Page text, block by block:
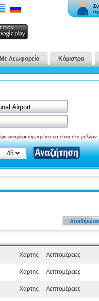
Λεωφορείο Κόμιστρα
αναχώρησης πρέπει να είναι στο μέλλον.
Χάρτης Λεπτομέρειες
Χάρτης Λεπτομέρειες
Χάρτης Λεπτομέρειες